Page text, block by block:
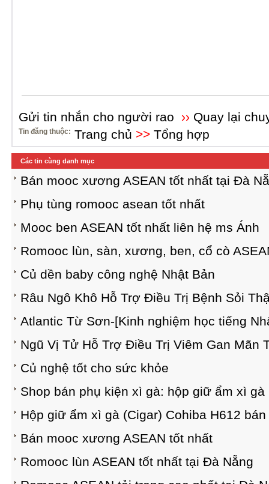
Gửi tin nhắn cho người rao ›› Quay lại
Tin đăng thuộc: Trang chủ >> Tổng hợp
Các tin cùng danh mục
Bán mooc xương ASEAN tốt nhất tại Đà
Phụ tùng romooc asean tốt nhất
Mooc ben ASEAN tốt nhất liên hệ ms Ánh
Romooc lùn, sàn, xương, ben, cổ cò
Củ dền baby công nghệ Nhật Bản
Râu Ngô Khô Hỗ Trợ Điều Trị Bệnh Sỏi
Atlantic Từ Sơn-[Kinh nghiệm học tiếng
Ngũ Vị Tử Hỗ Trợ Điều Trị Viêm Gan Mãn
Củ nghệ tốt cho sức khỏe
Shop bán phụ kiện xì gà: hộp giữ ẩm xì
Hộp giữ ẩm xì gà (Cigar) Cohiba H612
Bán mooc xương ASEAN tốt nhất
Romooc lùn ASEAN tốt nhất tại Đà Nẵng